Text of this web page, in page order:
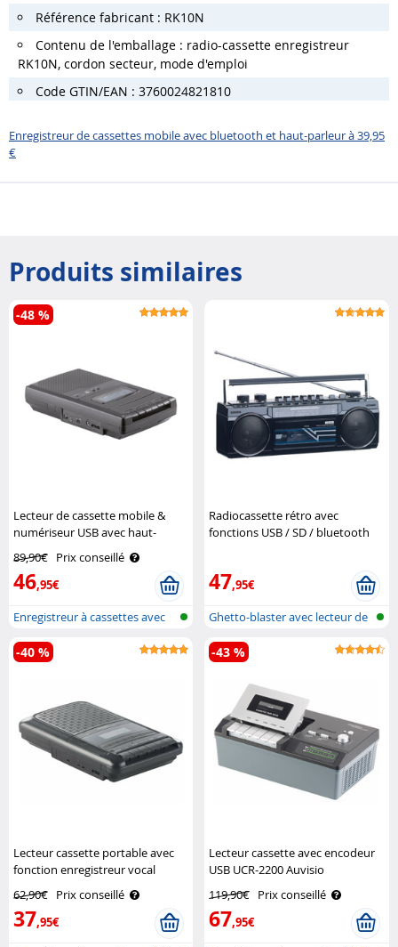
Référence fabricant : RK10N
Contenu de l'emballage : radio-cassette enregistreur
RK10N, cordon secteur, mode d'emploi
Code GTIN/EAN : 3760024821810
Enregistreur de cassettes mobile avec bluetooth et haut-parleur à 39,95
€
Produits similaires
Lecteur de cassette mobile &
numériseur USB avec haut-
parleur, prise casque et
microphone Auvisio
89,90€ Prix conseillé
46,95€
-48 %
Enregistreur à cassettes avec
numér..
Radiocassette rétro avec
fonctions USB / SD / bluetooth
47,95€
Ghetto-blaster avec lecteur de
cass..
Lecteur cassette portable avec
fonction enregistreur vocal
62,90€ Prix conseillé
37,95€
-40 %
Lecteur cassette avec encodeur
USB UCR-2200 Auvisio
119,90€ Prix conseillé
67,95€
-43 %